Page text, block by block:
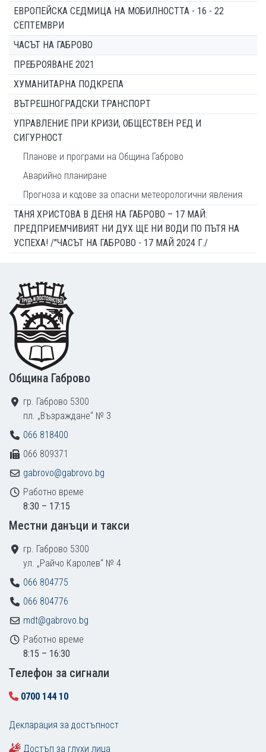
ЕВРОПЕЙСКА СЕДМИЦА НА МОБИЛНОСТТА - 16 - 22
СЕПТЕМВРИ
ЧАСЪТ НА ГАБРОВО
ПРЕБРОЯВАНЕ 2021
ХУМАНИТАРНА ПОДКРЕПА
ВЪТРЕШНОГРАДСКИ ТРАНСПОРТ
УПРАВЛЕНИЕ ПРИ КРИЗИ, ОБЩЕСТВЕН РЕД И
СИГУРНОСТ
Планове и програми на Община Габрово
Аварийно планиране
Прогноза и кодове за опасни метеорологични явления
ТАНЯ ХРИСТОВА В ДЕНЯ НА ГАБРОВО – 17 МАЙ:
ПРЕДПРИЕМЧИВИЯТ НИ ДУХ ЩЕ НИ ВОДИ ПО ПЪТЯ НА
УСПЕХА! /"ЧАСЪТ НА ГАБРОВО - 17 МАЙ 2024 Г./
Footer
Община Габрово
гр. Габрово 5300
пл. „Възраждане“ № 3
066 818400
066 809371
gabrovo@gabrovo.bg
Работно време
8:30 – 17:15
Местни данъци и такси
гр. Габрово 5300
ул. „Райчо Каролев“ № 4
066 804775
066 804776
mdt@gabrovo.bg
Работно време
8:15 – 16:30
Tелефон за сигнали
0700 144 10
Декларация за достъпност
Достъп за глухи лица